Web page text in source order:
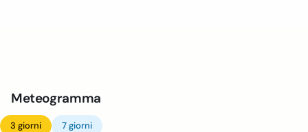
Meteogramma
3 giorni 7 giorni